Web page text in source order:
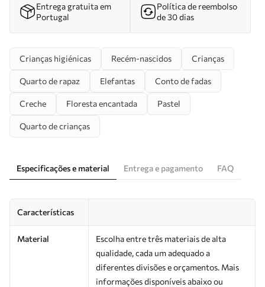
Entrega gratuita em
Portugal
Política de reembolso
de 30 dias
Crianças higiénicas Recém-nascidos Crianças
Quarto de rapaz Elefantas Conto de fadas
Creche Floresta encantada Pastel
Quarto de crianças
Especificações e material Entrega e pagamento FAQ
Características
Material
Escolha entre três materiais de alta
qualidade, cada um adequado a
diferentes divisões e orçamentos. Mais
informações disponíveis abaixo ou